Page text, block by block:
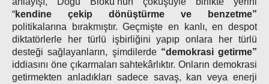
“kendine çekip dönüştürme ve benzetme”
politikalarına bırakmıştır. Geçmişte en kanlı, en despot
diktatörlerle her türlü işbirliğini yapıp onlara her türlü
desteği sağlayanların, şimdilerde “demokrasi getirme”
iddiasını öne çıkarmaları sahtekârlıktır. Onların demokrasi
getirmekten anladıkları sadece savaş, kan veya enerji